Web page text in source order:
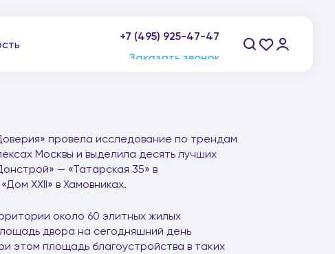
+7 (495) 925-47-47
провела исследование по трендам
Москвы и выделила десять лучших
— «Татарская 35» в
XXII» в Хамовниках.
около 60 элитных жилых
двора на сегодняшний день
этом площадь благоустройства в таких